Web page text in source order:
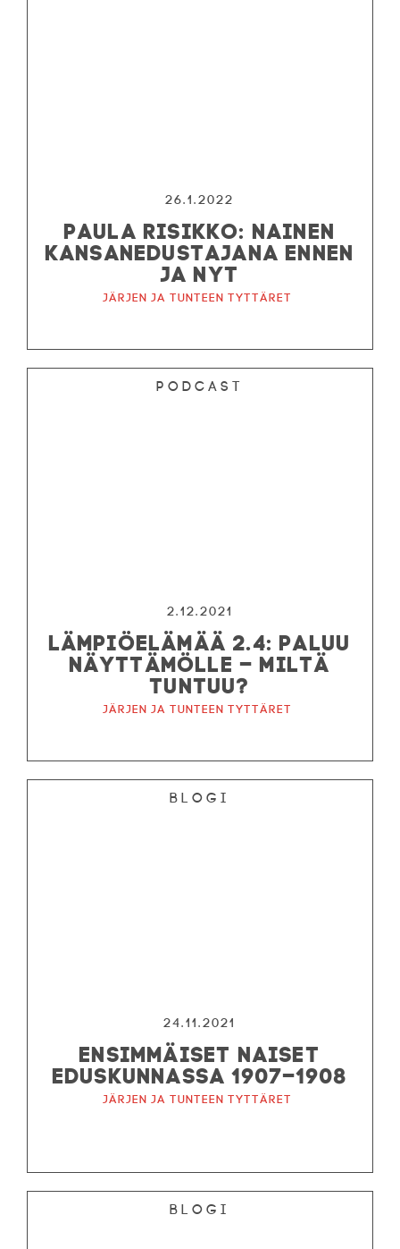
26.1.2022
PAULA RISIKKO: NAINEN
KANSANEDUSTAJANA ENNEN
JA NYT
Järjen ja tunteen tyttäret
Podcast
2.12.2021
LÄMPIÖELÄMÄÄ 2.4: PALUU
NÄYTTÄMÖLLE – MILTÄ
TUNTUU?
Järjen ja tunteen tyttäret
Blogi
24.11.2021
ENSIMMÄISET NAISET
EDUSKUNNASSA 1907–1908
Järjen ja tunteen tyttäret
Blogi